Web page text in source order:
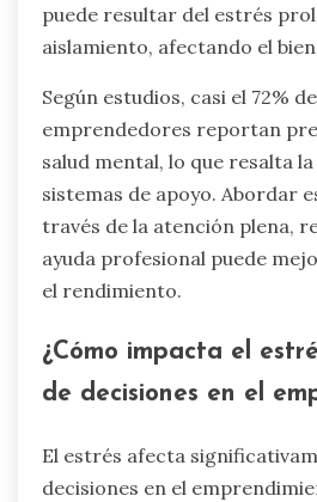
puede resultar del estrés
aislamiento, afectando el
Según estudios, casi el 72%
emprendedores reportan
salud mental, lo que resalta
sistemas de apoyo. Abordar
través de la atención plena,
ayuda profesional puede
el rendimiento.
¿Cómo impacta el
de decisiones en el
El estrés afecta
decisiones en el